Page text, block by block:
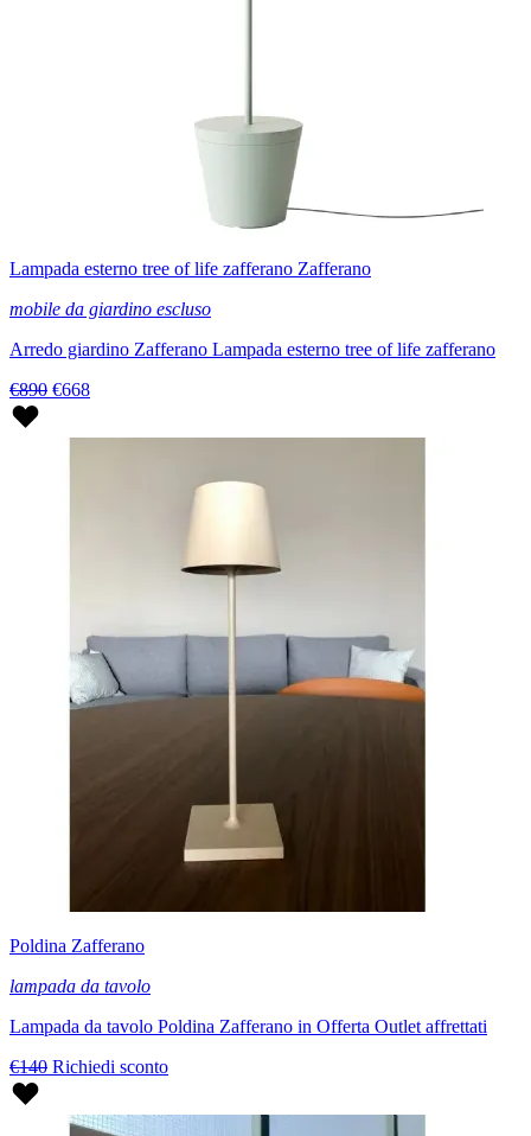
Lampada esterno tree of life zafferano Zafferano
mobile da giardino escluso
Arredo giardino Zafferano Lampada esterno tree of life zafferano
€890 €668
Poldina Zafferano
lampada da tavolo
Lampada da tavolo Poldina Zafferano in Offerta Outlet affrettati
€140 Richiedi sconto